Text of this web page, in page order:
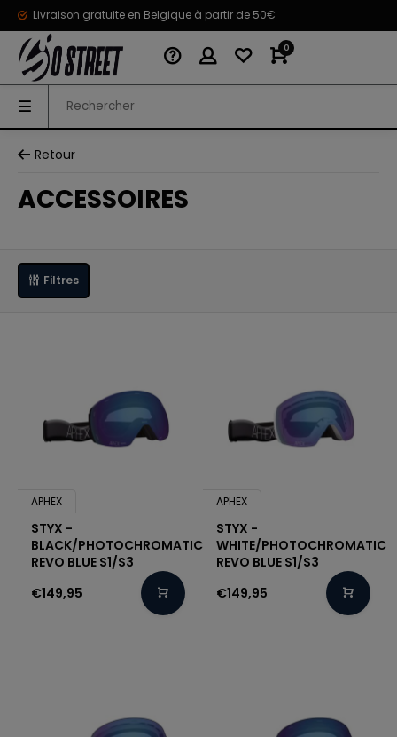
Livraison gratuite en Belgique à partir de 50€
0
Retour
ACCESSOIRES
Filtres
APHEX
STYX -
BLACK/PHOTOCHROMATIC
REVO BLUE S1/S3
€149,95
APHEX
STYX -
WHITE/PHOTOCHROMATIC
REVO BLUE S1/S3
€149,95